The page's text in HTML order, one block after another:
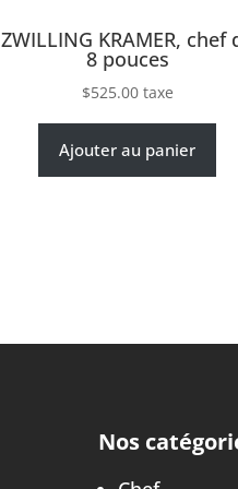
ZWILLING KRAMER, chef
8 pouces
$525.00 taxe
Ajouter au panier
Nos